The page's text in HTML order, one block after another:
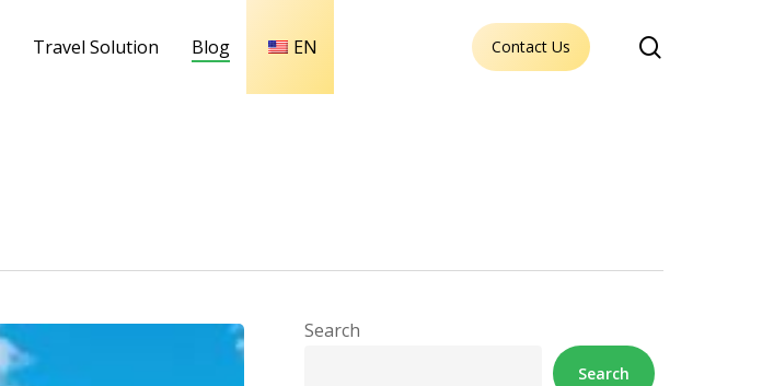
Travel Solution Blog EN Contact Us
Search
Search